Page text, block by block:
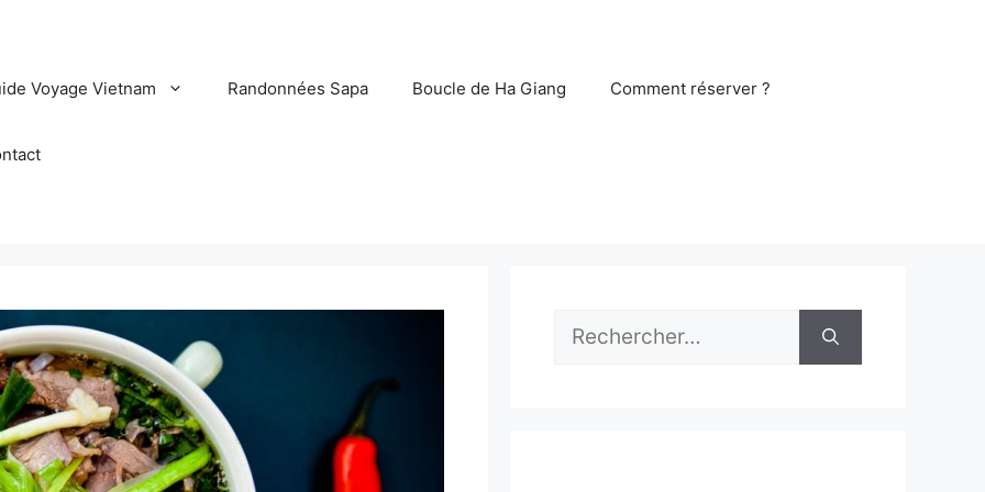
Voyage Vietnam Randonnées Sapa Boucle de Ha Giang Comment réserver ?
Rechercher :